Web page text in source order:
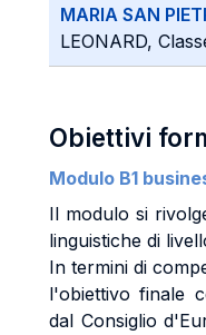
MARIA SAN
LEONARD,
Obiettivi
Modulo B1
Il modulo si
linguistiche di
In termini di
l'obiettivo finale
dal Consiglio